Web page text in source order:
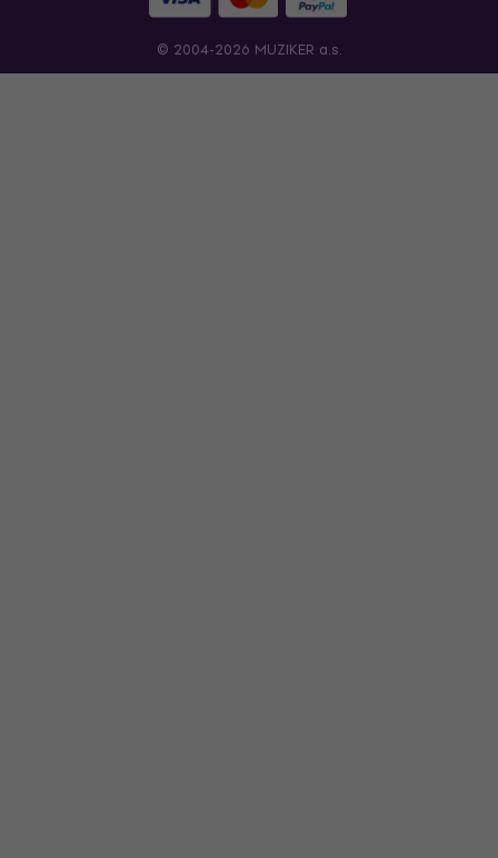
© 2004-2026 MUZIKER a.s.